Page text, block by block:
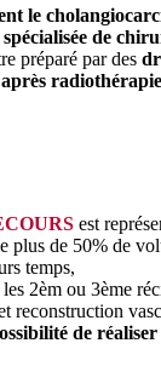
le
de
préparé par des
est
plus de 50% de
temps,
2èm ou 3ème
reconstruction
de